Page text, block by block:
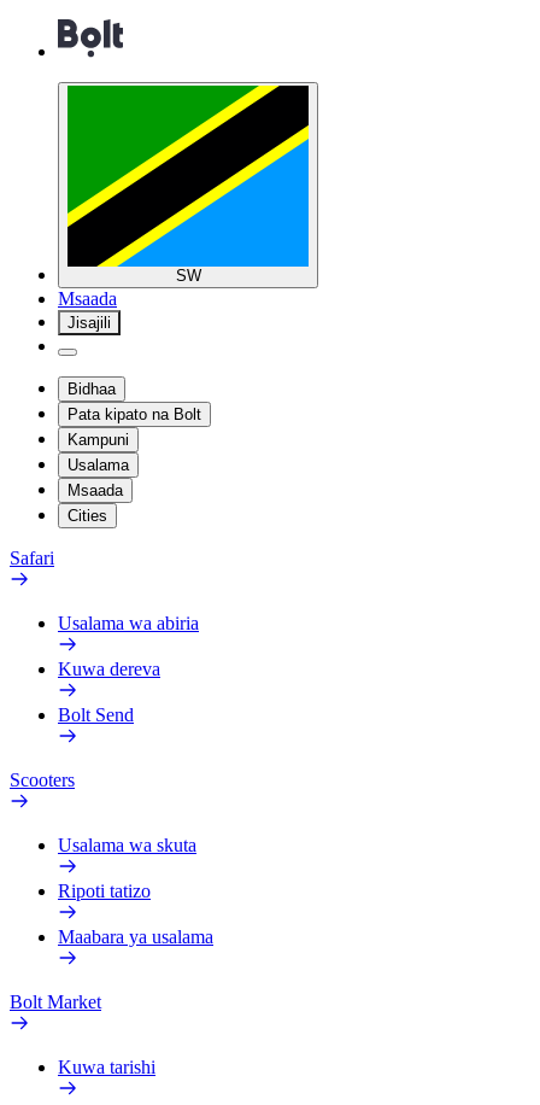
SW
Msaada
Jisajili
Bidhaa
Pata kipato na Bolt
Kampuni
Usalama
Msaada
Cities
Safari
Usalama wa abiria
Kuwa dereva
Bolt Send
Scooters
Usalama wa skuta
Ripoti tatizo
Maabara ya usalama
Bolt Market
Kuwa tarishi